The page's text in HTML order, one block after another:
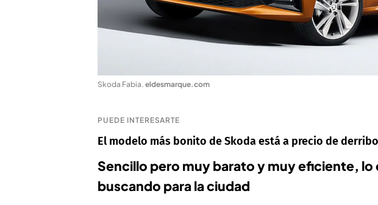
Skoda Fabia. eldesmarque.com
PUEDE INTERESARTE
El modelo más bonito de Skoda está a precio de derribo
Sencillo pero muy barato y muy eficiente, lo
buscando para la ciudad